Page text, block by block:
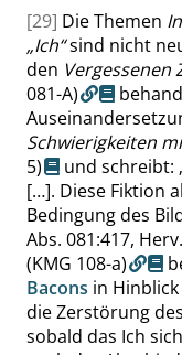
[29] Die Themen
„Ich“sind nicht
den Vergessenen
081-A)
Schwierigkeiten
5)
und schreibt:
[…]. Diese Fiktion
Bedingung des
Abs. 081:417,
(KMG 108-a)
Bacons in
die Zerstörung
sobald das Ich